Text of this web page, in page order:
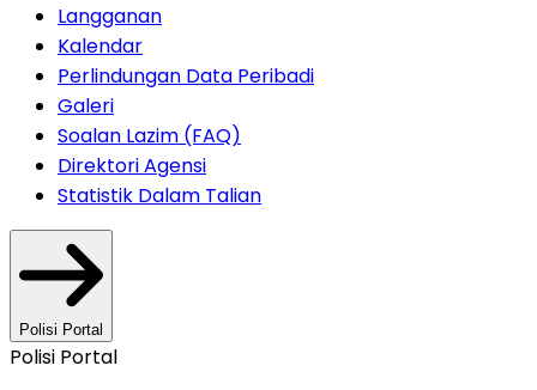
Langganan
Kalendar
Perlindungan Data Peribadi
Galeri
Soalan Lazim (FAQ)
Direktori Agensi
Statistik Dalam Talian
Polisi Portal
Polisi Portal